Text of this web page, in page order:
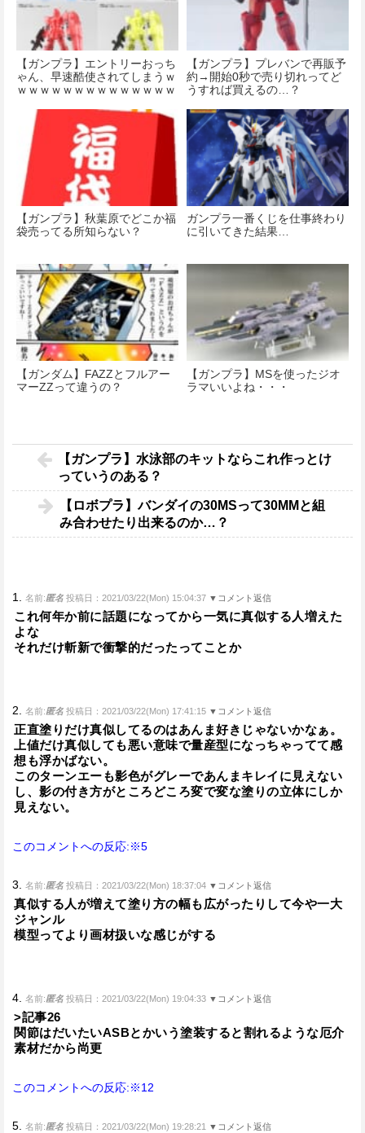
【ガンプラ】エントリーおっち
ゃん、早速酷使されてしまうｗ
ｗｗｗｗｗｗｗｗｗｗｗｗｗｗ
【ガンプラ】プレバンで再販予
約→開始0秒で売り切れってど
うすれば買えるの…？
【ガンプラ】秋葉原でどこか福
袋売ってる所知らない？
ガンプラ一番くじを仕事終わり
に引いてきた結果…
【ガンダム】FAZZとフルアー
マーZZって違うの？
【ガンプラ】MSを使ったジオ
ラマいいよね・・・
【ガンプラ】水泳部のキットならこれ作っとけ
っていうのある？
【ロボプラ】バンダイの30MSって30MMと組
み合わせたり出来るのか…？
1. 名前:匿名 投稿日：2021/03/22(Mon) 15:04:37 ▼コメント返信
これ何年か前に話題になってから一気に真似する人増えた
よな
それだけ斬新で衝撃的だったってことか
2. 名前:匿名 投稿日：2021/03/22(Mon) 17:41:15 ▼コメント返信
正直塗りだけ真似してるのはあんま好きじゃないかなぁ。
上値だけ真似しても悪い意味で量産型になっちゃってて感
想も浮かばない。
このターンエーも影色がグレーであんまキレイに見えない
し、影の付き方がところどころ変で変な塗りの立体にしか
見えない。
このコメントへの反応:※5
3. 名前:匿名 投稿日：2021/03/22(Mon) 18:37:04 ▼コメント返信
真似する人が増えて塗り方の幅も広がったりして今や一大
ジャンル
模型ってより画材扱いな感じがする
4. 名前:匿名 投稿日：2021/03/22(Mon) 19:04:33 ▼コメント返信
>記事26
関節はだいたいASBとかいう塗装すると割れるような厄介
素材だから尚更
このコメントへの反応:※12
5. 名前:匿名 投稿日：2021/03/22(Mon) 19:28:21 ▼コメント返信